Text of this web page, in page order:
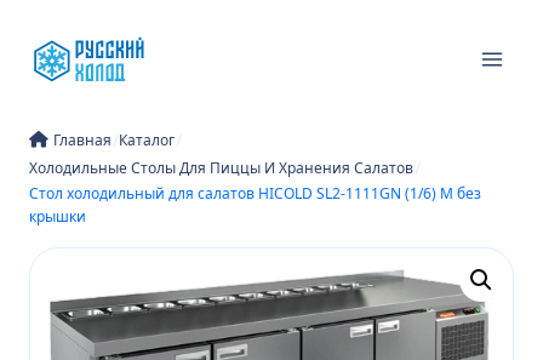
содержимому
Главная/Каталог/
Холодильные Столы Для Пиццы И Хранения Салатов/
Стол холодильный для салатов HICOLD SL2-1111GN (1/6) M без
крышки